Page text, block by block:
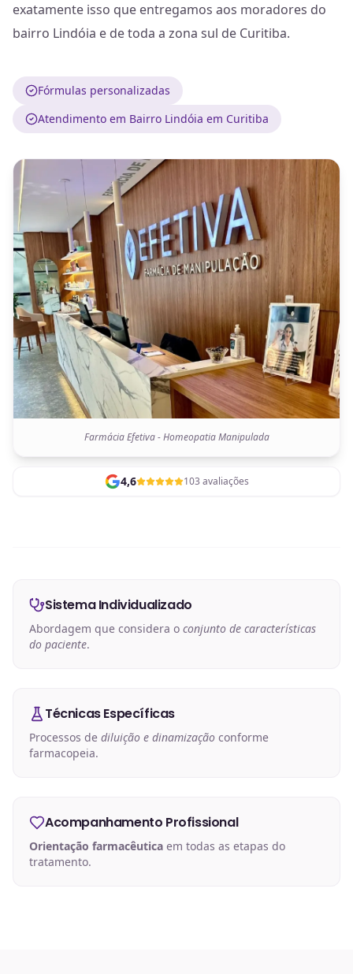
exatamente isso que entregamos aos moradores do
bairro Lindóia e de toda a zona sul de Curitiba.
Fórmulas personalizadas
Atendimento em Bairro Lindóia em Curitiba
Farmácia Efetiva - Homeopatia Manipulada
4,6 103 avaliações
Sistema Individualizado
Abordagem que considera o conjunto de características
do paciente.
Técnicas Específicas
Processos de diluição e dinamização conforme
farmacopeia.
Acompanhamento Profissional
Orientação farmacêutica em todas as etapas do
tratamento.